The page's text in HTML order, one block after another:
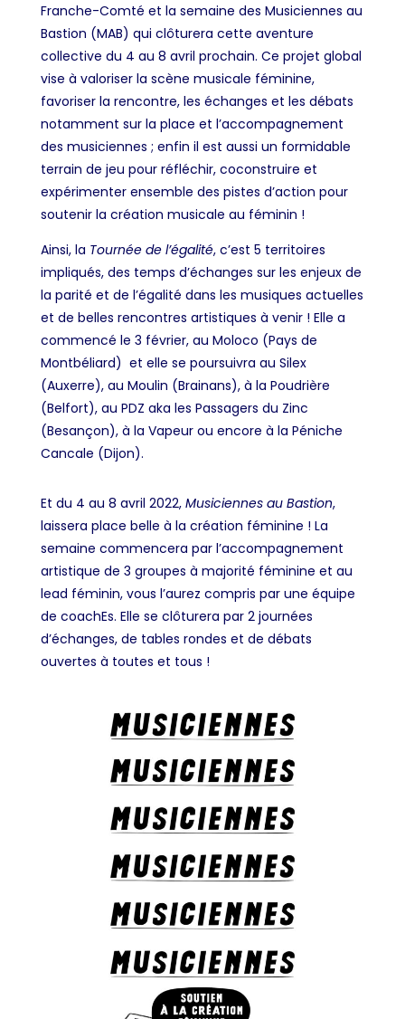
Franche-Comté et la semaine des Musiciennes au
Bastion (MAB) qui clôturera cette aventure
collective du 4 au 8 avril prochain. Ce projet global
vise à valoriser la scène musicale féminine,
favoriser la rencontre, les échanges et les débats
notamment sur la place et l’accompagnement
des musiciennes ; enfin il est aussi un formidable
terrain de jeu pour réfléchir, coconstruire et
expérimenter ensemble des pistes d’action pour
soutenir la création musicale au féminin !
Ainsi, la Tournée de l’égalité, c’est 5 territoires
impliqués, des temps d’échanges sur les enjeux de
la parité et de l’égalité dans les musiques actuelles
et de belles rencontres artistiques à venir ! Elle a
commencé le 3 février, au Moloco (Pays de
Montbéliard) et elle se poursuivra au Silex
(Auxerre), au Moulin (Brainans), à la Poudrière
(Belfort), au PDZ aka les Passagers du Zinc
(Besançon), à la Vapeur ou encore à la Péniche
Cancale (Dijon).
Et du 4 au 8 avril 2022, Musiciennes au Bastion,
laissera place belle à la création féminine ! La
semaine commencera par l’accompagnement
artistique de 3 groupes à majorité féminine et au
lead féminin, vous l’aurez compris par une équipe
de coachEs. Elle se clôturera par 2 journées
d’échanges, de tables rondes et de débats
ouvertes à toutes et tous !